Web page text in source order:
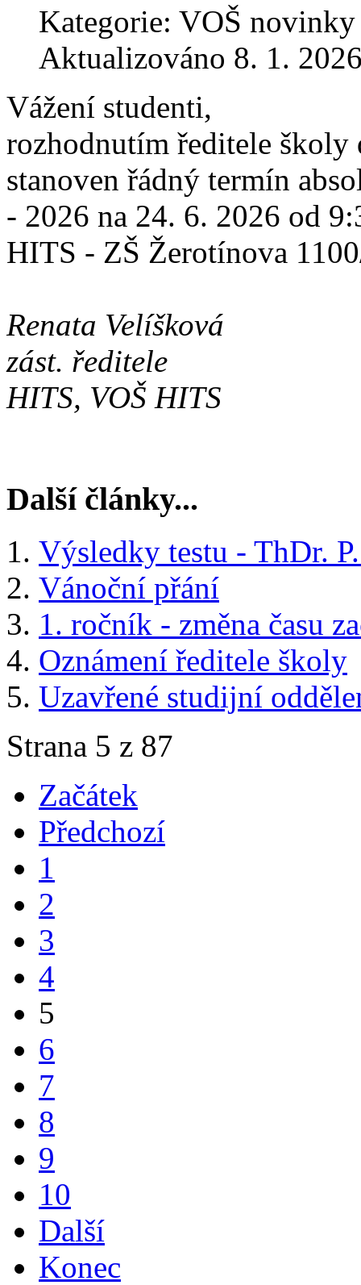
Kategorie: VOŠ novinky
Aktualizováno 8. 1.
Vážení studenti,
rozhodnutím ředitele
stanoven řádný termín
- 2026 na 24. 6. 2026 od
HITS - ZŠ Žerotínova
Renata Velíšková
zást. ředitele
HITS, VOŠ HITS
Další články...
Výsledky testu - ThDr.
Vánoční přání
1. ročník - změna času
Oznámení ředitele školy
Uzavřené studijní
Strana 5 z 87
Začátek
Předchozí
1
2
3
4
5
6
7
8
9
10
Další
Konec